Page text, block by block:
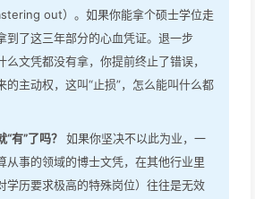
out）。如果你能拿个硕士学位走
到了这三年部分的心血凭证。退一步
么文凭都没有拿，你提前终止了错误，
的主动权，这叫“止损”，怎么能叫什么都
有”了吗？
如果你坚决不以此为业，一
从事的领域的博士文凭，在其他行业里
学历要求极高的特殊岗位）往往是无效